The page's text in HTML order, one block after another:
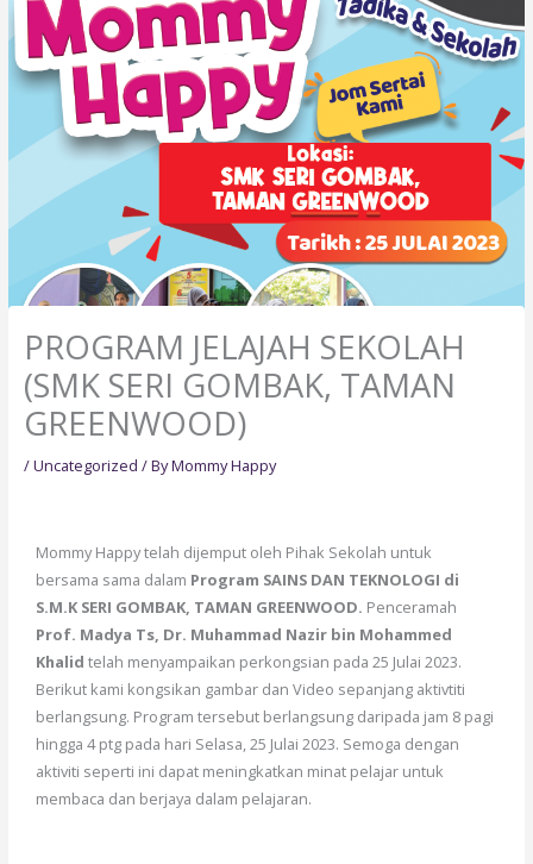
PROGRAM JELAJAH SEKOLAH
(SMK SERI GOMBAK, TAMAN
GREENWOOD)
/Uncategorized / ByMommy Happy
Mommy Happy telah dijemput oleh Pihak Sekolah untuk
bersama sama dalam Program SAINS DAN TEKNOLOGI di
S.M.K SERI GOMBAK, TAMAN GREENWOOD. Penceramah
Prof. Madya Ts, Dr. Muhammad Nazir bin Mohammed
Khalid telah menyampaikan perkongsian pada 25 Julai 2023.
Berikut kami kongsikan gambar dan Video sepanjang aktivtiti
berlangsung. Program tersebut berlangsung daripada jam 8 pagi
hingga 4 ptg pada hari Selasa, 25 Julai 2023. Semoga dengan
aktiviti seperti ini dapat meningkatkan minat pelajar untuk
membaca dan berjaya dalam pelajaran.